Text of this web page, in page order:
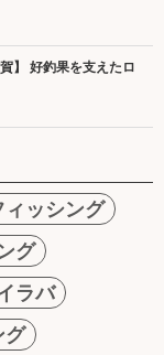
】 好釣果を支えたロ
ィッシング
グ
ラバ
グ